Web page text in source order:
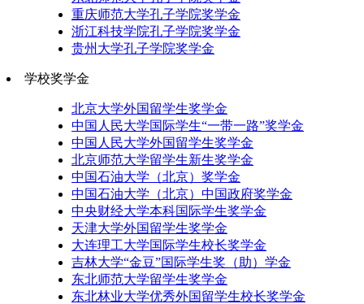
重庆师范大学孔子学院奖学金
浙江科技学院孔子学院奖学金
贵州大学孔子学院奖学金
学校奖学金
北京大学外国留学生奖学金
中国人民大学国际学生“一带一路”奖学金
中国人民大学外国留学生奖学金
北京师范大学留学生新生奖学金
中国石油大学（北京）奖学金
中国石油大学（北京）中国政府奖学金
中央财经大学本科国际学生奖学金
天津大学外国留学生奖学金
大连理工大学国际学生校长奖学金
吉林大学“金豆”国际学生奖（助）学金
东北师范大学留学生奖学金
东北林业大学优秀外国留学生校长奖学金